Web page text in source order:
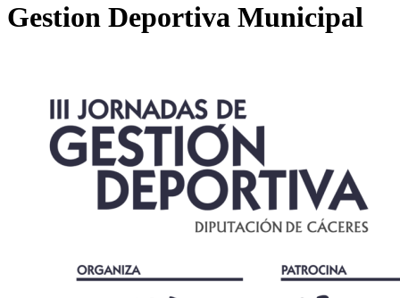
Gestion Deportiva Municipal